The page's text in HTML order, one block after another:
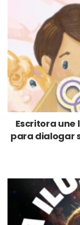
Escritora
para dialogar